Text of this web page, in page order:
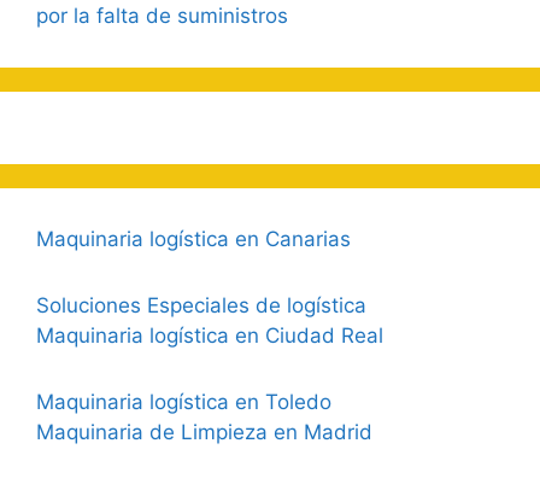
por la falta de suministros
Maquinaria logística en Canarias
Soluciones Especiales de logística
Maquinaria logística en Ciudad Real
Maquinaria logística en Toledo
Maquinaria de Limpieza en Madrid